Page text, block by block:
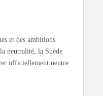
et des ambitions
neutralité, la Suède
officiellement neutre